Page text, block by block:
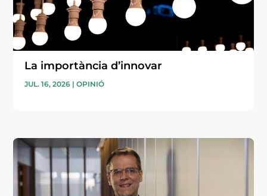
La importància d’innovar
JUL. 16, 2026 |OPINIÓ